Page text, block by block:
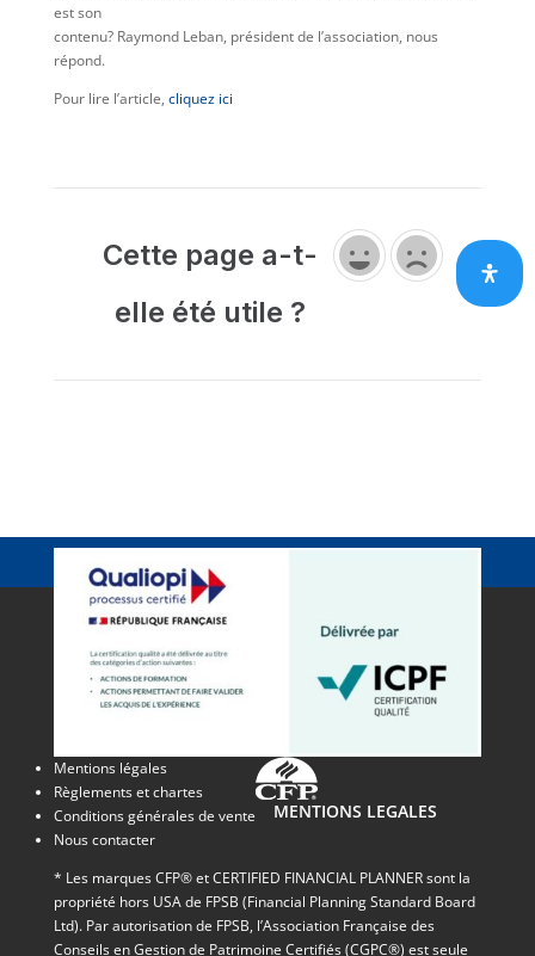
est son
contenu? Raymond Leban, président de l’association, nous
répond.
Pour lire l’article, cliquez ici
Cette page a-t-
elle été utile ?
Mentions légales
Règlements et chartes
Conditions générales de vente
Nous contacter
* Les marques CFP® et CERTIFIED FINANCIAL PLANNER sont la
propriété hors USA de FPSB (Financial Planning Standard Board
Ltd). Par autorisation de FPSB, l’Association Française des
Conseils en Gestion de Patrimoine Certifiés (CGPC®) est seule
MENTIONS LEGALES